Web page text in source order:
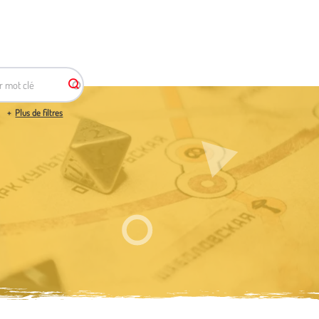
clé
Plus de filtres